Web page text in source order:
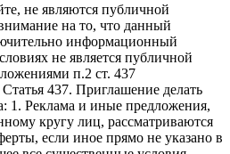
не являются публичной
на то, что данный
информационный
не является публичной
п.2 ст. 437
437. Приглашение делать
1. Реклама и иные предложения,
кругу лиц, рассматриваются
если иное прямо не указано в